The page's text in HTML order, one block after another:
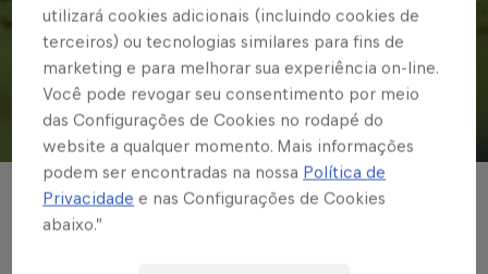
© Red Bull Bragantino
BRASILEIRÃO
utilizará cookies adicionais (incluindo cookies de
terceiros) ou tecnologias similares para fins de
marketing e para melhorar sua experiência on-line.
Você pode revogar seu consentimento por meio
das Configurações de Cookies no rodapé do
website a qualquer momento. Mais informações
podem ser encontradas na nossa Política de
Privacidade e nas Configurações de Cookies
abaixo.”